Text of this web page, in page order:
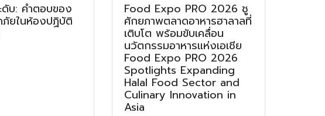
ดับ: คำตอบของ
ยในห้องปฏิบัติ
Food Expo PRO 2026 ชู
ศักยภาพตลาดอาหารฮาลาลที่
เติบโต พร้อมขับเคลื่อน
นวัตกรรมอาหารแห่งเอเชีย
Food Expo PRO 2026
Spotlights Expanding
Halal Food Sector and
Culinary Innovation in
Asia